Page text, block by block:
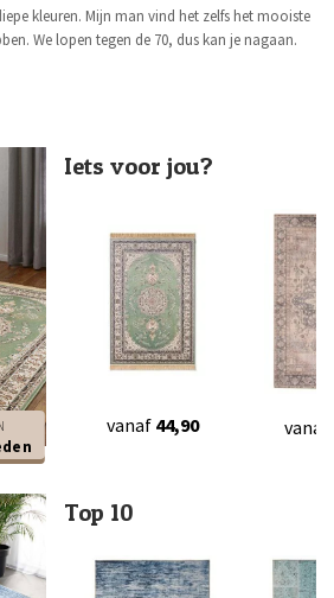
kleuren. Mijn man vind het zelfs het mooiste
We lopen tegen de 70, dus kan je nagaan.
Iets voor jou?
vanaf 44,90 vanaf
Top 10